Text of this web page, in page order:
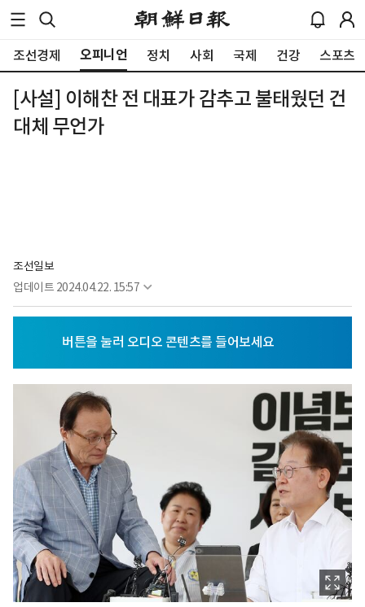
조선경제 오피니언 정치 사회 국제 건강 스포츠
[사설] 이해찬 전 대표가 감추고 불태웠던 건
대체 무언가
조선일보
업데이트 2024.04.22. 15:57